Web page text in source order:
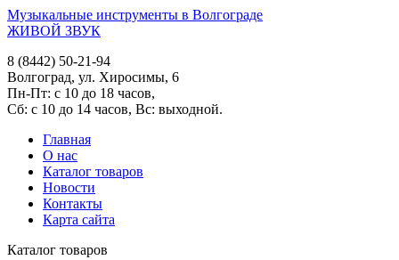
Музыкальные инструменты в Волгограде
ЖИВОЙ ЗВУК
8 (8442) 50-21-94
Волгоград, ул. Хиросимы, 6
Пн-Пт: с 10 до 18 часов,
Сб: с 10 до 14 часов, Вс: выходной.
Главная
О нас
Каталог товаров
Новости
Контакты
Карта сайта
Каталог товаров